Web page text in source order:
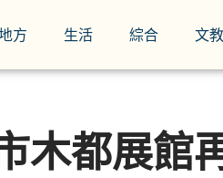
方 生活 綜合 文教
木都展館